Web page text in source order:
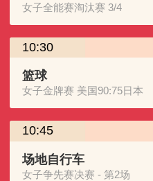
女子全能赛淘汰赛 3/4
10:30
篮球
女子金牌赛 美国90:75日本
10:45
场地自行车
女子争先赛决赛 - 第2场